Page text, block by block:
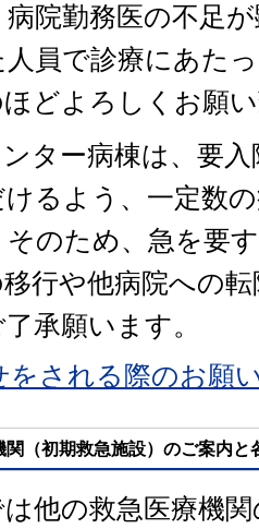
院勤務医の不足
員で診療にあた
どよろしくお願
ター病棟は、要
るよう、一定数
のため、急を要
行や他病院への
承願います。
をされる際のお願
（初期救急施設）のご案内と
他の救急医療機関